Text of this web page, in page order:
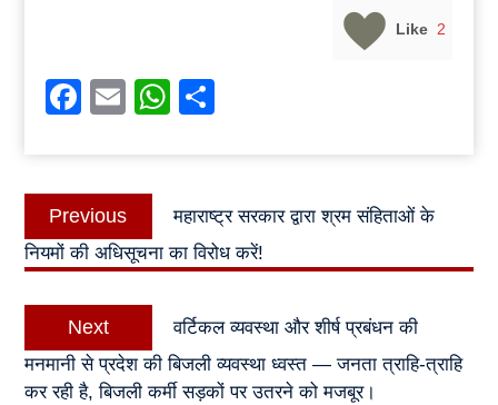
Like 2
Facebook
EmailWhatsApp
Post
navigation
Previous
post:
महाराष्ट्र सरकार द्वारा श्रम संहिताओं के
नियमों की अधिसूचना का विरोध करें!
Next
Next
post:
वर्टिकल व्यवस्था और शीर्ष प्रबंधन की
मनमानी से प्रदेश की बिजली व्यवस्था ध्वस्त — जनता त्राहि-त्राहि
कर रही है, बिजली कर्मी सड़कों पर उतरने को मजबूर।